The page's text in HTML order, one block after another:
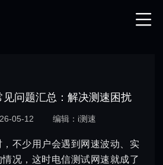
见问题汇总：解决测速困扰
05-12 编辑：i测速
，不少用户会遇到网速波动、实
况，这时电信测试网速就成了